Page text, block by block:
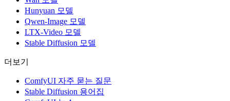
Hunyuan 모델
Qwen-Image 모델
LTX-Video 모델
Stable Diffusion 모델
더보기
ComfyUI 자주 묻는 질문
Stable Diffusion 용어집